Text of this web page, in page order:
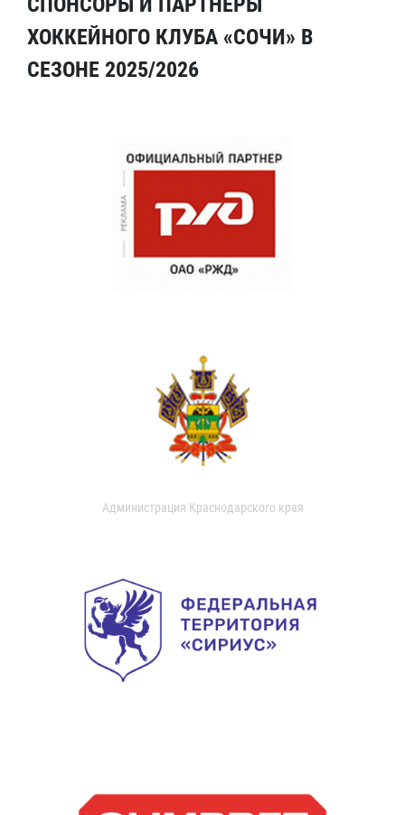
ХОККЕЙНОГО КЛУБА «СОЧИ» В
СЕЗОНЕ 2025/2026
Администрация Краснодарского края